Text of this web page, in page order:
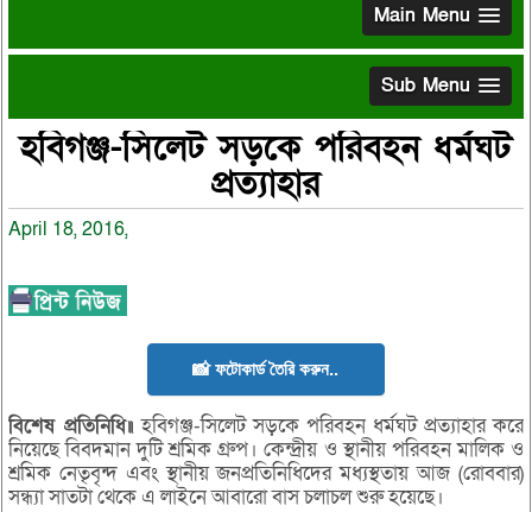
Main Menu
Sub Menu
হবিগঞ্জ-সিলেট সড়কে পরিবহন ধর্মঘট
প্রত্যাহার
April 18, 2016,
📸 ফটোকার্ড তৈরি করুন..
বিশেষ প্রতিনিধি॥হবিগঞ্জ-সিলেট সড়কে পরিবহন ধর্মঘট প্রত্যাহার করে
নিয়েছে বিবদমান দুটি শ্রমিক গ্রুপ। কেন্দ্রীয় ও স্থানীয় পরিবহন মালিক ও
শ্রমিক নেতৃবৃন্দ এবং স্থানীয় জনপ্রতিনিধিদের মধ্যস্থতায় আজ (রোববার)
সন্ধ্যা সাতটা থেকে এ লাইনে আবারো বাস চলাচল শুরু হয়েছে।